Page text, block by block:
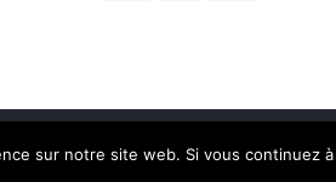
© 2026 DocDoku.
sur notre site web. Si vous